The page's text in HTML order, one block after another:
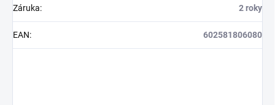
Záruka: 2 roky
EAN: 602581806080